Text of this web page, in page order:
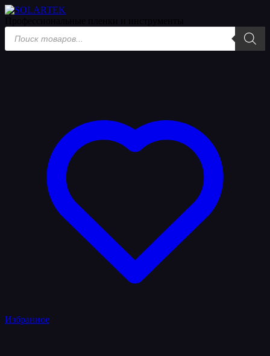
Мерч
Поиск
товаров
Избранное